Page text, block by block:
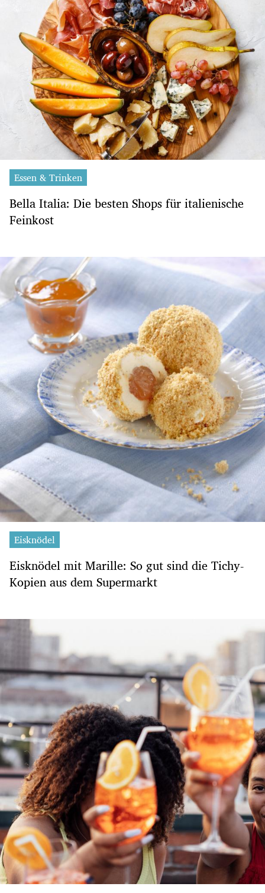
Essen & Trinken
Bella Italia: Die besten Shops für italienische
Feinkost
Eisknödel
Eisknödel mit Marille: So gut sind die Tichy-
Kopien aus dem Supermarkt